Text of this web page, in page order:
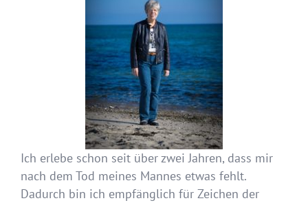
Ich erlebe schon seit über zwei Jahren, dass mir
nach dem Tod meines Mannes etwas fehlt.
Dadurch bin ich empfänglich für Zeichen der